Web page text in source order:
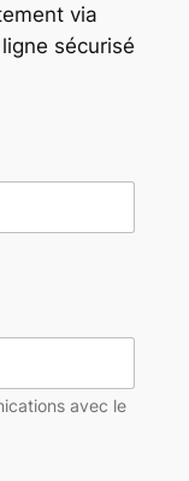
via
sécurisé
avec le